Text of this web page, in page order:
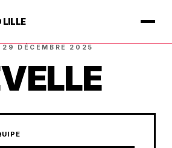
LILLE
29 DÉCEMBRE 2025